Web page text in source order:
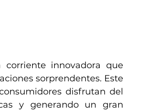
innovadora que
sorprendentes. Este
disfrutan del
y generando un gran